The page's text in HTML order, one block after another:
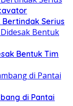
Bertindak Serius
Bentuk Tim
di Pantai